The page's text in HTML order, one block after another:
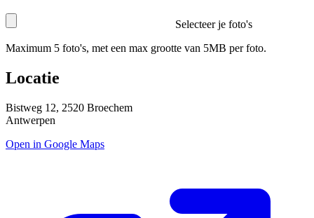
Selecteer je foto's
Maximum 5 foto's, met een max grootte van 5MB per foto.
Locatie
Bistweg 12, 2520 Broechem
Antwerpen
Open in Google Maps